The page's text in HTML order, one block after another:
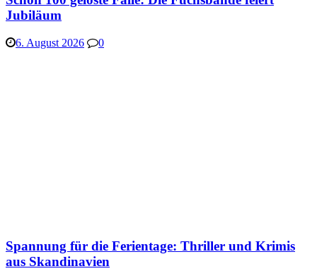
Jubiläum
6. August 2026 0
Spannung für die Ferientage: Thriller und Krimis
aus Skandinavien